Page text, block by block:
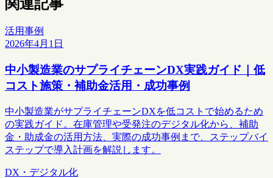
関連記事
活用事例
2026年4月1日
中小製造業のサプライチェーンDX実践ガイド｜低
コスト施策・補助金活用・成功事例
中小製造業がサプライチェーンDXを低コストで始めるため
の実践ガイド。在庫管理や受発注のデジタル化から、補助
金・助成金の活用方法、実際の成功事例まで、ステップバイ
ステップで導入計画を解説します。
DX・デジタル化